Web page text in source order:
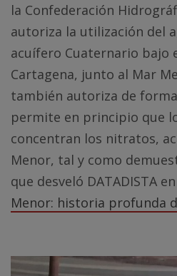
la Confederación
autoriza la utilización del
acuífero Cuaternario bajo
Cartagena, junto al Mar
también autoriza de
permite en principio que
concentran los nitratos,
Menor, tal y como
que desveló DATADISTA
Menor: historia profunda